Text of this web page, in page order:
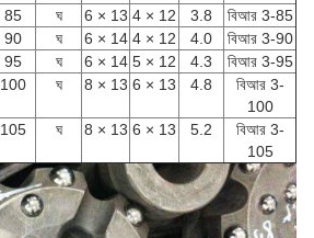
85 ঘ 6 × 13 4 × 12 3.8
বিআর 3-85
90
ঘ 6 × 14 4 × 12 4.0
বিআর 3-90
95
ঘ 6 × 14 5 × 12 4.3
বিআর 3-95
100
ঘ 8 × 13 6 × 13 4.8
বিআর 3-
100
105
ঘ 8 × 13 6 × 13 5.2
বিআর 3-
105